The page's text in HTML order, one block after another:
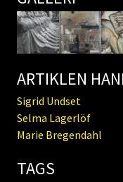
ARTIKLEN
Sigrid Undset
Selma Lagerlöf
Marie Bregendahl
TAGS